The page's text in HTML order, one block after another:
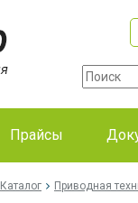
Прайсы
Каталог Приводная